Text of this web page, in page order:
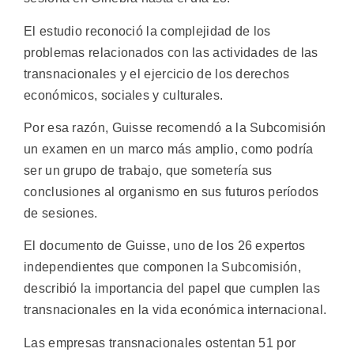
El estudio reconoció la complejidad de los
problemas relacionados con las actividades de las
transnacionales y el ejercicio de los derechos
económicos, sociales y culturales.
Por esa razón, Guisse recomendó a la Subcomisión
un examen en un marco más amplio, como podría
ser un grupo de trabajo, que sometería sus
conclusiones al organismo en sus futuros períodos
de sesiones.
El documento de Guisse, uno de los 26 expertos
independientes que componen la Subcomisión,
describió la importancia del papel que cumplen las
transnacionales en la vida económica internacional.
Las empresas transnacionales ostentan 51 por